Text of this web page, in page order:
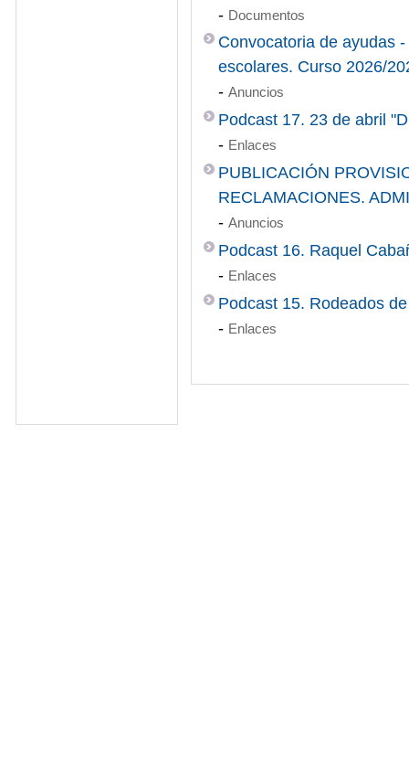
- Documentos
Convocatoria de ayudas
escolares. Curso 2026/
- Anuncios
Podcast 17. 23 de abril
- Enlaces
PUBLICACIÓN
RECLAMACIONES.
- Anuncios
Podcast 16. Raquel
- Enlaces
Podcast 15. Rodeados
- Enlaces